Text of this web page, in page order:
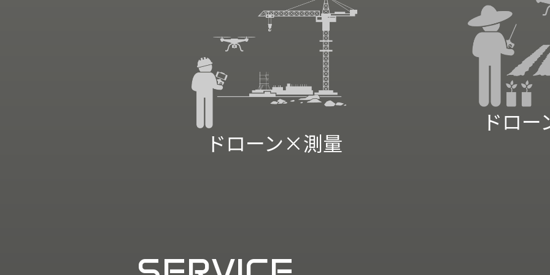
ドローン×測量
ドロ